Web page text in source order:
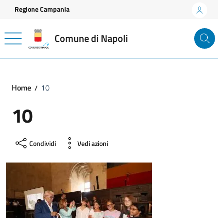
Vai ai contenuti
Vai al footer
Regione Campania
Comune di Napoli
Home 10
10
Condividi Vedi azioni